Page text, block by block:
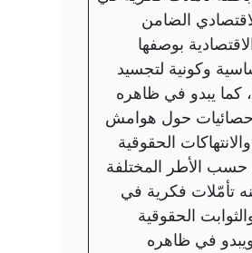
الضامن
بوصفها
وكونية لتجسيد
كما يبدو في ظاهره
حول هوامش
الحقوقية
حسب الأطر المختلفة
تأمّلات فكرية في
الحقوقية
ويبدو في ظاهره